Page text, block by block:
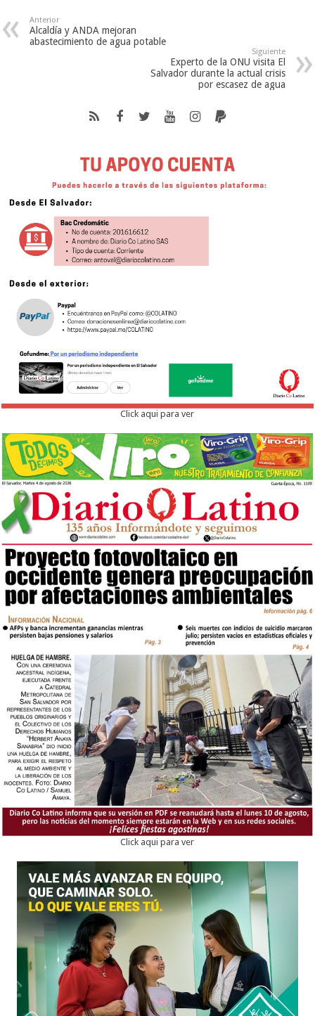
Anterior
Alcaldía y ANDA mejoran
abastecimiento de agua potable
Siguiente
Experto de la ONU visita El
Salvador durante la actual crisis
por escasez de agua
Click aqui para ver
Click aqui para ver